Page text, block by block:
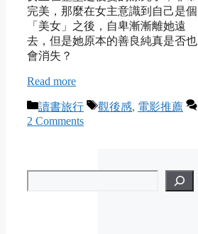
完美，那麼在女主意識到自己是個
「美女」之後，自卑漸漸離她遠
去，但是她原本的善良純真是否也
會消失？
Read more
Categories
讀書旅行 Tags
觀後感, 電影推薦
2 Comments